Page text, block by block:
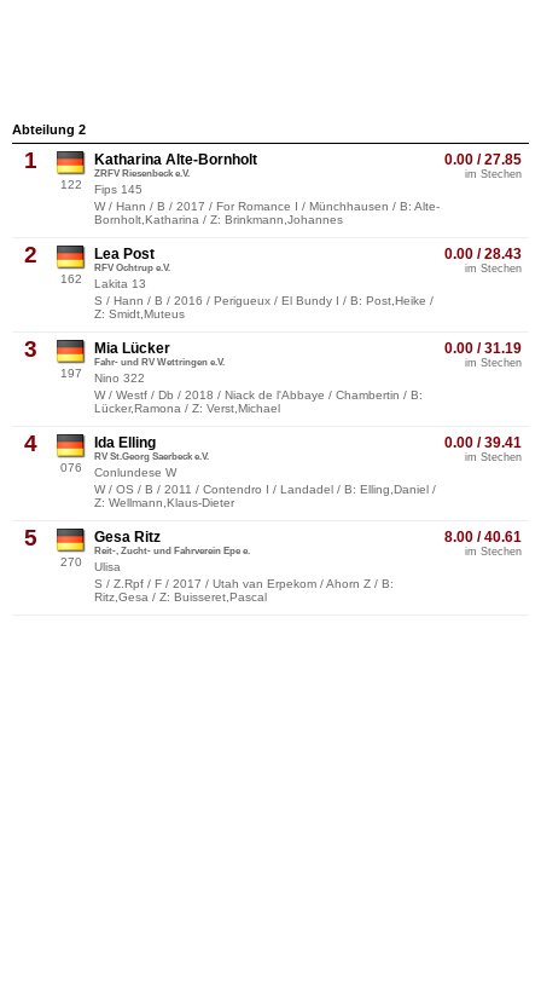
Abteilung 2
1
122
0.00 / 27.85
im Stechen
Katharina Alte-Bornholt
ZRFV Riesenbeck e.V.
Fips 145
W / Hann / B / 2017 / For Romance I / Münchhausen / B: Alte-
Bornholt,Katharina / Z: Brinkmann,Johannes
2
162
0.00 / 28.43
im Stechen
Lea Post
RFV Ochtrup e.V.
Lakita 13
S / Hann / B / 2016 / Perigueux / El Bundy I / B: Post,Heike /
Z: Smidt,Muteus
3
197
0.00 / 31.19
im Stechen
Mia Lücker
Fahr- und RV Wettringen e.V.
Nino 322
W / Westf / Db / 2018 / Niack de l'Abbaye / Chambertin / B:
Lücker,Ramona / Z: Verst,Michael
4
076
0.00 / 39.41
im Stechen
Ida Elling
RV St.Georg Saerbeck e.V.
Conlundese W
W / OS / B / 2011 / Contendro I / Landadel / B: Elling,Daniel /
Z: Wellmann,Klaus-Dieter
5
270
8.00 / 40.61
im Stechen
Gesa Ritz
Reit-, Zucht- und Fahrverein Epe e.
Ulisa
S / Z.Rpf / F / 2017 / Utah van Erpekom / Ahorn Z / B:
Ritz,Gesa / Z: Buisseret,Pascal